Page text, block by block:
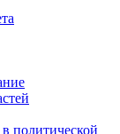
политической